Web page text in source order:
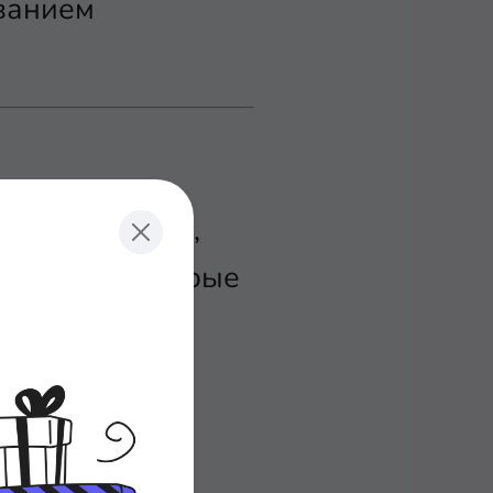
всех файлов,
что некоторые
это мои